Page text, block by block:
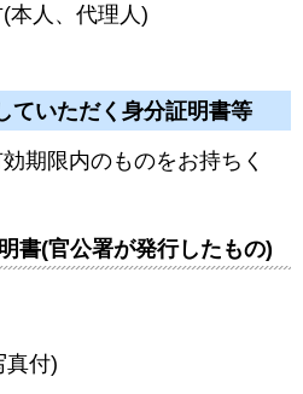
人、代理人)
ていただく身分証明書等
期限内のものをお持ちく
書(官公署が発行したもの)
真付)